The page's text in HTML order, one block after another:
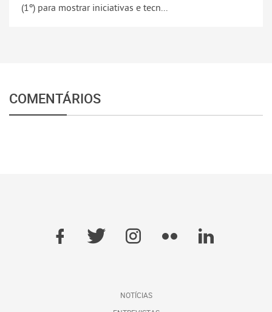
(1º) para mostrar iniciativas e tecn...
COMENTÁRIOS
NOTÍCIAS